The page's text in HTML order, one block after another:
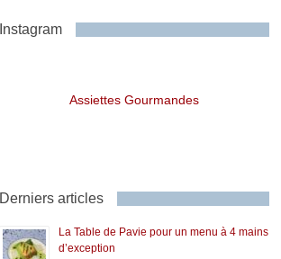
Instagram
Assiettes Gourmandes
Derniers articles
La Table de Pavie pour un menu à 4 mains
d’exception